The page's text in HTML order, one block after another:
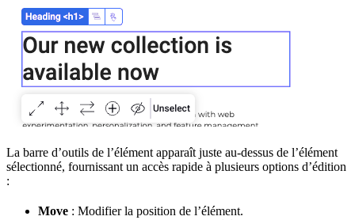
La barre d’outils de l’élément apparaît juste au-dessus de l’élément
sélectionné, fournissant un accès rapide à plusieurs options d’édition
:
Move : Modifier la position de l’élément.